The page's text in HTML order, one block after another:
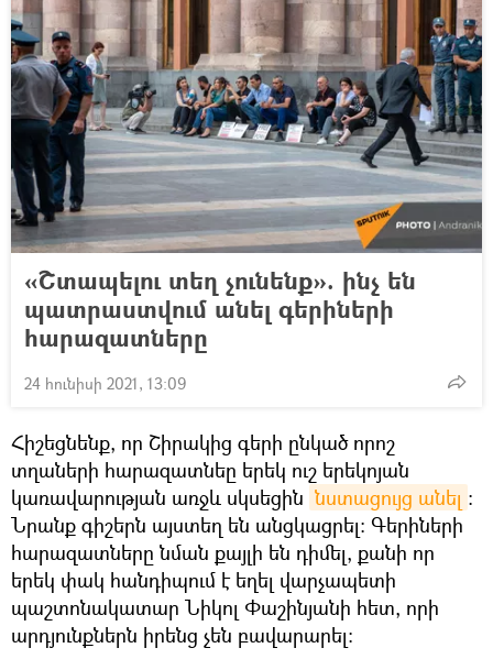
«Շտապելու տեղ չունենք». ինչ են
պատրաստվում անել գերիների
հարազատները
24 հունիսի 2021, 13:09
Հիշեցնենք, որ Շիրակից գերի ընկած որոշ
տղաների հարազատնեը երեկ ուշ երեկոյան
կառավարության առջև սկսեցին նստացույց անել ։
Նրանք գիշերն այստեղ են անցկացրել։ Գերիների
հարազատները նման քայլի են դիմել, քանի որ
երեկ փակ հանդիպում է եղել վարչապետի
պաշտոնակատար Նիկոլ Փաշինյանի հետ, որի
արդյունքներն իրենց չեն բավարարել։